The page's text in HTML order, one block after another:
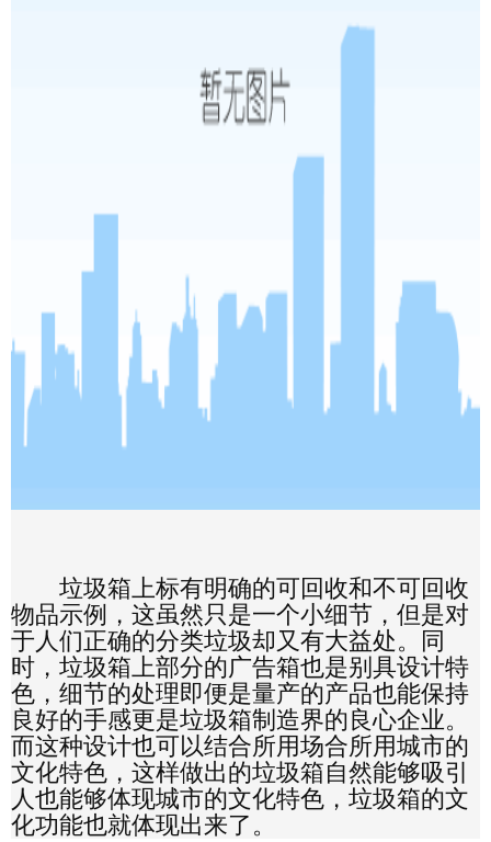
垃圾箱上标有明确的可回收和不可回收
物品示例，这虽然只是一个小细节，但是对
于人们正确的分类垃圾却又有大益处。同
时，垃圾箱上部分的广告箱也是别具设计特
色，细节的处理即便是量产的产品也能保持
良好的手感更是垃圾箱制造界的良心企业。
而这种设计也可以结合所用场合所用城市的
文化特色，这样做出的垃圾箱自然能够吸引
人也能够体现城市的文化特色，垃圾箱的文
化功能也就体现出来了。